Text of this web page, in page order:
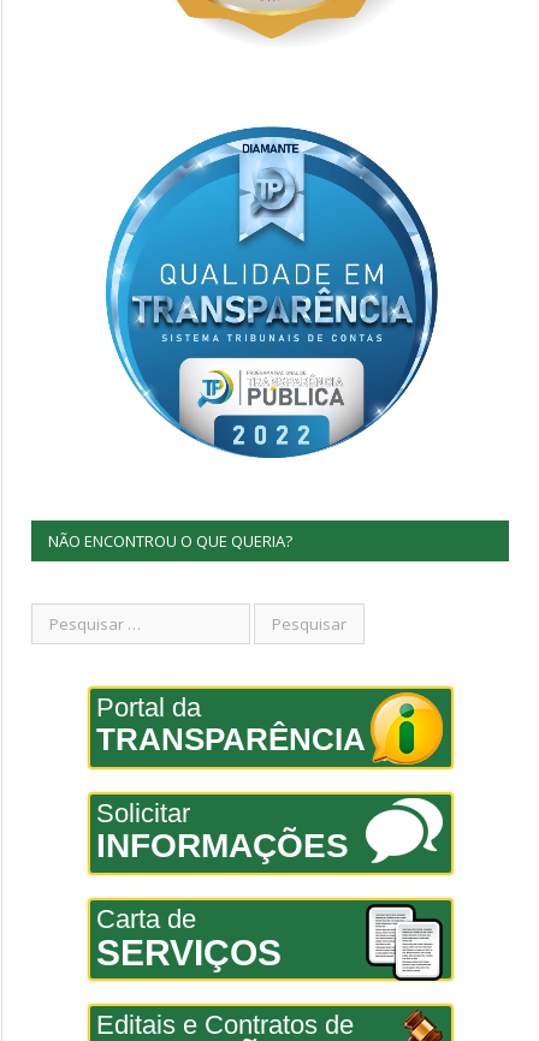
NÃO ENCONTROU O QUE QUERIA?
Portal da
TRANSPARÊNCIA
Solicitar
INFORMAÇÕES
Carta de
SERVIÇOS
Editais e Contratos de